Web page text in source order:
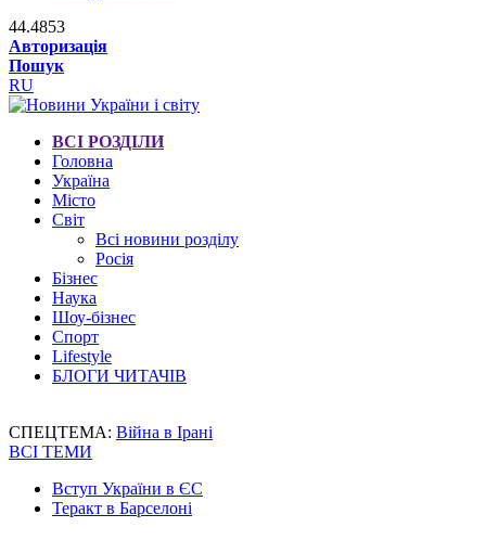
44.4853
Авторизація
Пошук
RU
ВСІ РОЗДІЛИ
Головна
Україна
Місто
Світ
Всі новини розділу
Росія
Бізнес
Наука
Шоу-бізнес
Спорт
Lifestyle
БЛОГИ ЧИТАЧІВ
СПЕЦТЕМА: Війна в Ірані
ВСІ ТЕМИ
Вступ України в ЄС
Теракт в Барселоні